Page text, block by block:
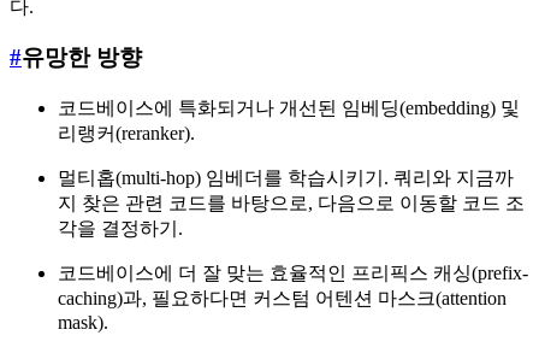
다.
#유망한 방향
코드베이스에 특화되거나 개선된 임베딩(embedding) 및
리랭커(reranker).
멀티홉(multi-hop) 임베더를 학습시키기. 쿼리와 지금까
지 찾은 관련 코드를 바탕으로, 다음으로 이동할 코드 조
각을 결정하기.
코드베이스에 더 잘 맞는 효율적인 프리픽스 캐싱(prefix-
caching)과, 필요하다면 커스텀 어텐션 마스크(attention
mask).